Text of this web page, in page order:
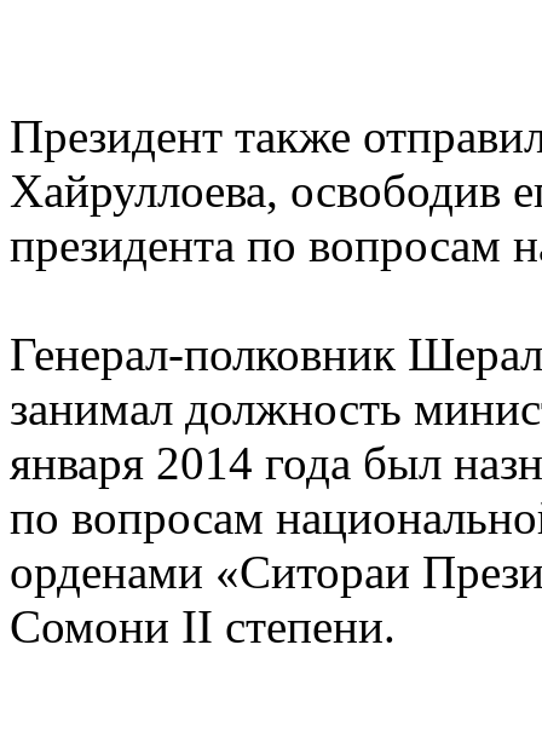
Президент также
Хайруллоева, освободив
президента по вопросам
Генерал-полковник
занимал должность
января 2014 года был
по вопросам
орденами «Ситораи
Сомони II степени.